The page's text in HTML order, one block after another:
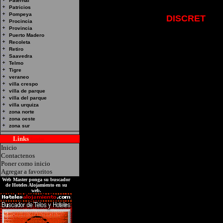
Patricios
Pompeya
Procincia
Provincia
Puerto Madero
Recoleta
Retiro
Saavedra
Telmo
Tigre
veraneo
villa crespo
villa de parque
villa del parque
villa urquiza
zona norte
zona oeste
zona sur
Links
Inicio
Contactenos
Poner como inicio
Agregar a favoritos
Web Master ponga su buscador
de Hoteles Alojamiento en su
web.
DISCRET